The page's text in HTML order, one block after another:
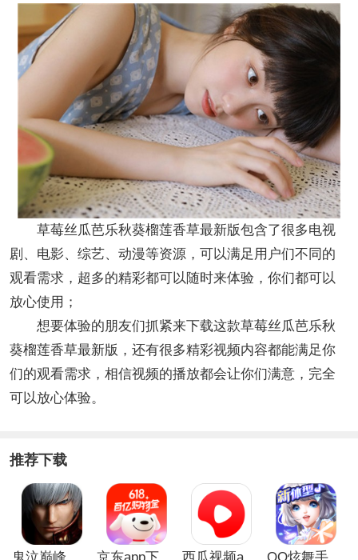
草莓丝瓜芭乐秋葵榴莲香草最新版包含了很多电视
剧、电影、综艺、动漫等资源，可以满足用户们不同的
观看需求，超多的精彩都可以随时来体验，你们都可以
放心使用；
想要体验的朋友们抓紧来下载这款草莓丝瓜芭乐秋
葵榴莲香草最新版，还有很多精彩视频内容都能满足你
们的观看需求，相信视频的播放都会让你们满意，完全
可以放心体验。
推荐下载